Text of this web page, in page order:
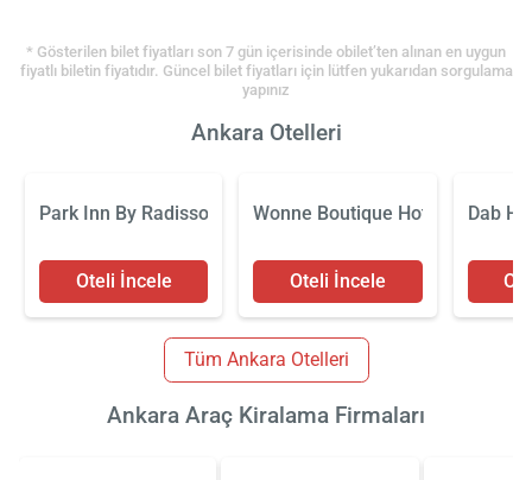
* Gösterilen bilet fiyatları son 7 gün içerisinde obilet’ten alınan en uygun
fiyatlı biletin fiyatıdır. Güncel bilet fiyatları için lütfen yukarıdan sorgulama
yapınız
Ankara Otelleri
Park Inn By Radisson Ankara Çankaya
Oteli İncele
Wonne Boutique Hotel
Oteli İncele
Dab
Tüm Ankara Otelleri
Ankara Araç Kiralama Firmaları